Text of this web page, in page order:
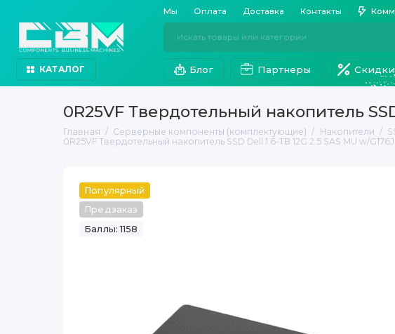
Мы Оплата Доставка Контакты
КАТАЛОГ Блог Партнеры Скидки
0R25VF Твердотельный накопитель
Главная Серверные компоненты (комплектующие) Накопители
0R25VF Твердотельный накопитель SSD Dell 1.6-TB 12G 2.5 SAS MU w/G176J
Популярный
Предзаказ
Баллы: 1158